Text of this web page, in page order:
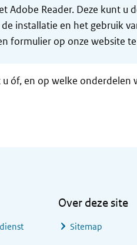
Adobe Reader. Deze kunt
installatie en het gebruik
formulier op onze website
óf, en op welke
Over deze site
Sitemap